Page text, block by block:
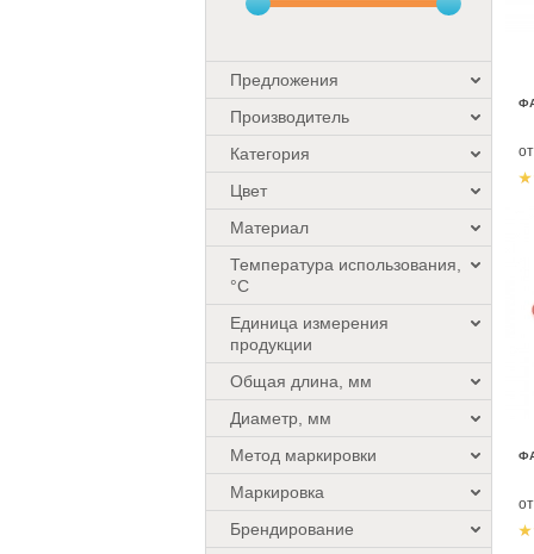
Предложения
Производитель
Категория
Цвет
Материал
Температура использования,
°C
Единица измерения
продукции
Общая длина, мм
Диаметр, мм
Метод маркировки
Маркировка
Брендирование
от
от